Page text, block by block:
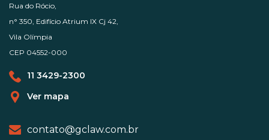
Rua do Rócio,
n° 350, Edifício Atrium IX Cj 42,
Vila Olímpia
CEP 04552-000
11 3429-2300
Ver mapa
contato@gclaw.com.br